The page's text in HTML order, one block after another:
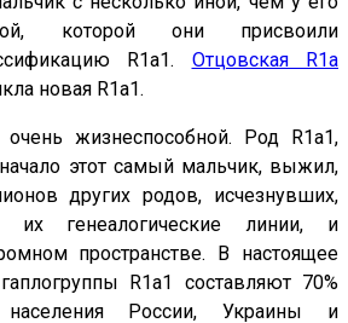
которой они присвоили
R1a1. Отцовская R1a
новая R1a1.
очень жизнеспособной. Род R1a1,
этот самый мальчик, выжил,
других родов, исчезнувших,
их генеалогические линии, и
пространстве. В настоящее
R1a1 составляют 70%
России, Украины и